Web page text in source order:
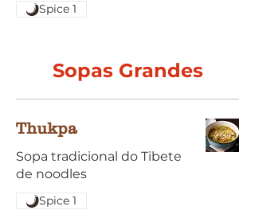
Spice 1
Sopas Grandes
Thukpa
Sopa tradicional do Tibete
Spice 1